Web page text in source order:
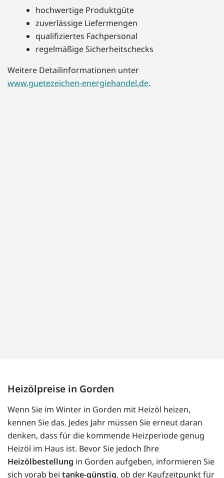
hochwertige Produktgüte
zuverlässige Liefermengen
qualifiziertes Fachpersonal
regelmäßige Sicherheitschecks
Weitere Detailinformationen unter
www.guetezeichen-energiehandel.de.
Heizölpreise in Gorden
Wenn Sie im Winter in Gorden mit Heizöl heizen,
kennen Sie das. Jedes Jahr müssen Sie erneut daran
denken, dass für die kommende Heizperiode genug
Heizöl im Haus ist. Bevor Sie jedoch Ihre
Heizölbestellung in Gorden aufgeben, informieren Sie
sich vorab bei tanke-günstig, ob der Kaufzeitpunkt für